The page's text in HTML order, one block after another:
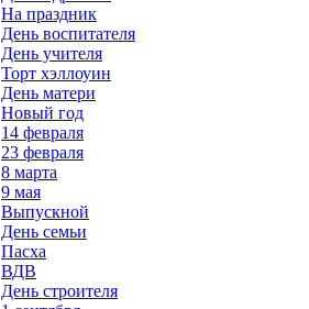
На праздник
День воспитателя
День учителя
Торт хэллоуин
День матери
Новый год
14 февраля
23 февраля
8 марта
9 мая
Выпускной
День семьи
Пасха
ВДВ
День строителя